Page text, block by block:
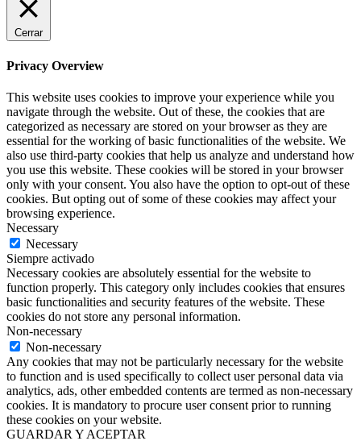
Cerrar
Privacy Overview
This website uses cookies to improve your experience while you
navigate through the website. Out of these, the cookies that are
categorized as necessary are stored on your browser as they are
essential for the working of basic functionalities of the website. We
also use third-party cookies that help us analyze and understand how
you use this website. These cookies will be stored in your browser
only with your consent. You also have the option to opt-out of these
cookies. But opting out of some of these cookies may affect your
browsing experience.
Necessary
Necessary
Siempre activado
Necessary cookies are absolutely essential for the website to
function properly. This category only includes cookies that ensures
basic functionalities and security features of the website. These
cookies do not store any personal information.
Non-necessary
Non-necessary
Any cookies that may not be particularly necessary for the website
to function and is used specifically to collect user personal data via
analytics, ads, other embedded contents are termed as non-necessary
cookies. It is mandatory to procure user consent prior to running
these cookies on your website.
GUARDAR Y ACEPTAR